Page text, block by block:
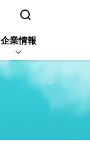
検索窓を開く
企業情報